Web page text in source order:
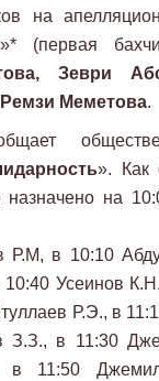
на
(первая
Зеври
Ремзи Меметова.
». Как
назначено на
Р.М, в 10:10
10:40 Усеинов
Р.Э., в
З.З., в 11:30
в 11:50